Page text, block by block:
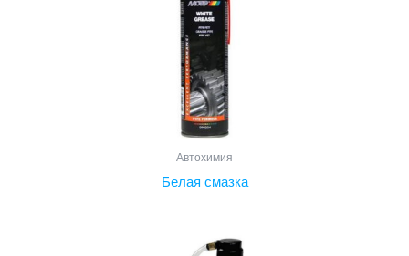
Автохимия
Белая смазка